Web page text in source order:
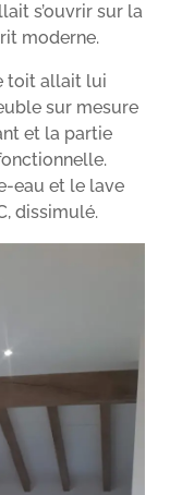
s’ouvrir sur la
moderne.
toit allait lui
sur mesure
et la partie
eau et le lave
dissimulé.